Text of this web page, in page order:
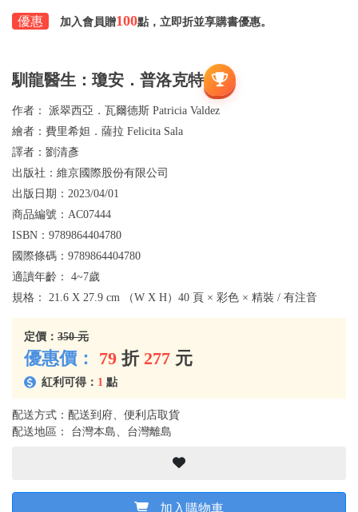
優惠 加入會員贈100點，立即折並享購書優惠。
馴龍醫生：瓊安．普洛克特
作者： 派翠西亞．瓦爾德斯 Patricia Valdez
繪者： 費里希妲．薩拉 Felicita Sala
譯者： 劉清彥
出版社： 維京國際股份有限公司
出版日期： 2023/04/01
商品編號： AC07444
ISBN： 9789864404780
國際條碼： 9789864404780
適讀年齡： 4~7歲
規格： 21.6 X 27.9 cm （W X H）40 頁 × 彩色 × 精裝 / 有注音
定價： 350 元
優惠價： 79 折 277 元
紅利可得： 1 點
配送方式：配送到府、便利店取貨
配送地區： 台灣本島、台灣離島
加入購物車